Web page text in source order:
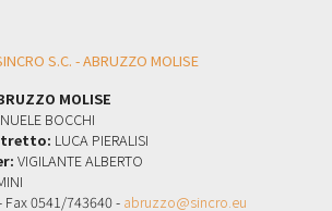
MOLISE
BOCCHI
LUCA PIERALISI
VIGILANTE ALBERTO
Fax 0541/743640 - abruzzo@sincro.eu